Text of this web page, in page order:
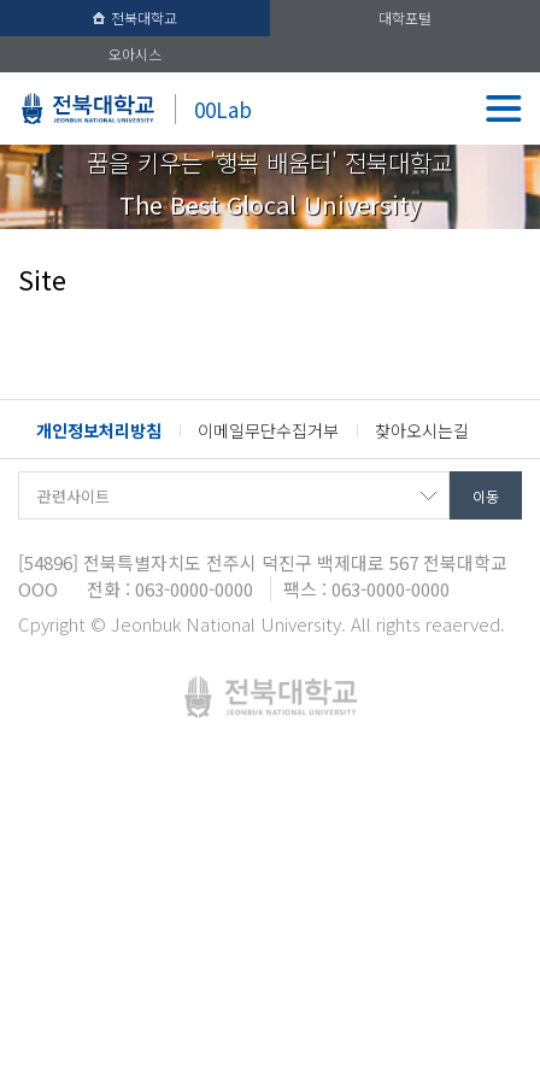
전북대학교
대학포털
오아시스
00Lab
꿈을 키우는 '행복 배움터' 전북대학교
The Best Glocal University
Site
개인정보처리방침 이메일무단수집거부 찾아오시는길
[54896] 전북특별자치도 전주시 덕진구 백제대로 567 전북대학교
OOO
전화 : 063-0000-0000
팩스 : 063-0000-0000
Cpyright © Jeonbuk National University. All rights reaerved.